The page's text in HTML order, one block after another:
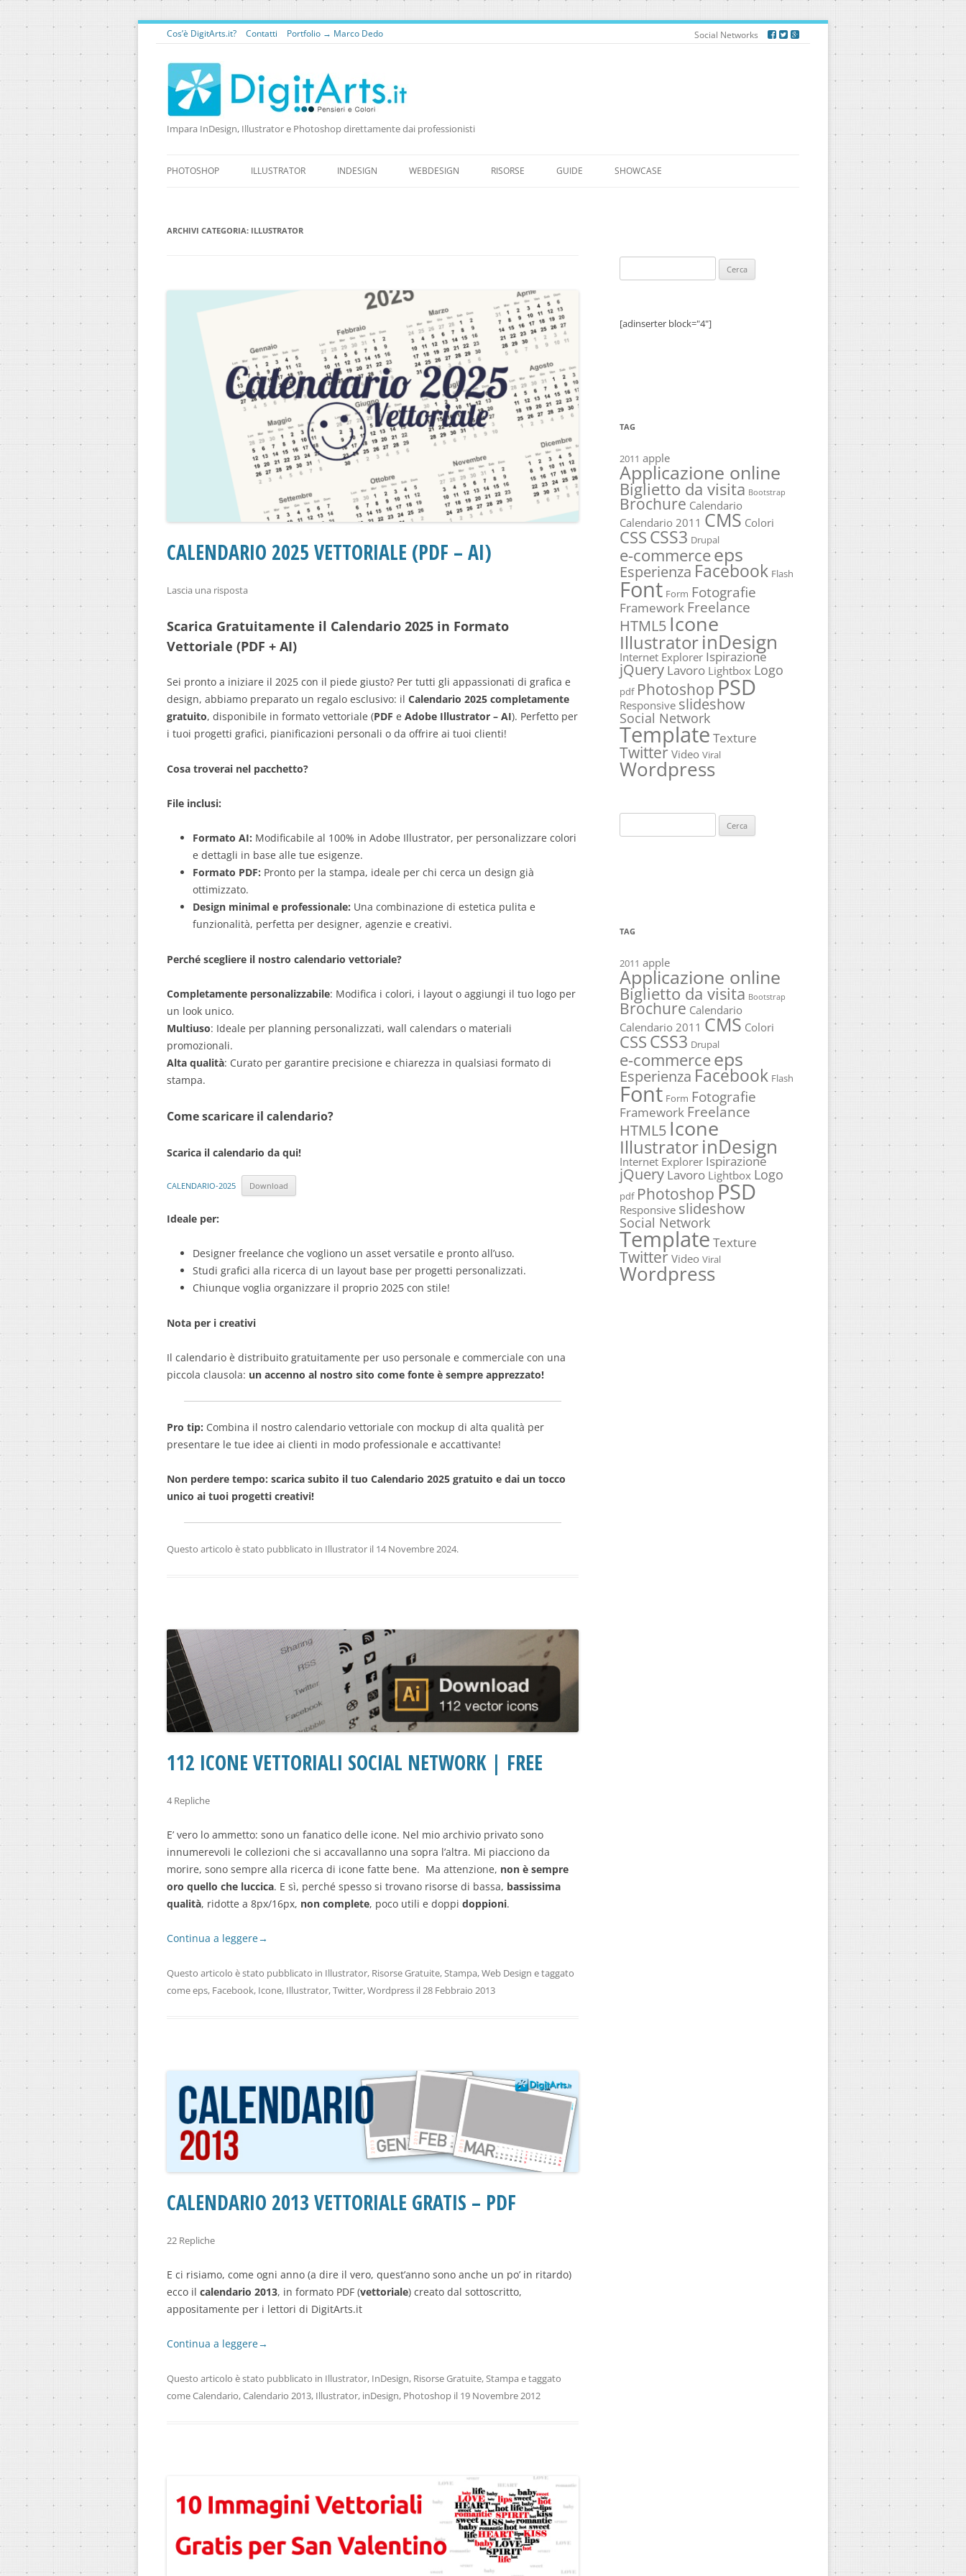
Cos’è DigitArts.it? Contatti Portfolio → Marco Dedo Social Networks
Impara InDesign, Illustrator e Photoshop direttamente dai professionisti
PHOTOSHOP ILLUSTRATOR INDESIGN WEBDESIGN RISORSE GUIDE SHOWCASE
ARCHIVI CATEGORIA: ILLUSTRATOR
CALENDARIO 2025 VETTORIALE (PDF – AI)
Lascia una risposta
Scarica Gratuitamente il Calendario 2025 in Formato
Vettoriale (PDF + AI)
Sei pronto a iniziare il 2025 con il piede giusto? Per tutti gli appassionati di grafica e
design, abbiamo preparato un regalo esclusivo: il Calendario 2025 completamente
gratuito, disponibile in formato vettoriale (PDF e Adobe Illustrator – AI). Perfetto per
i tuoi progetti grafici, pianificazioni personali o da offrire ai tuoi clienti!
Cosa troverai nel pacchetto?
File inclusi:
Formato AI: Modificabile al 100% in Adobe Illustrator, per personalizzare colori
e dettagli in base alle tue esigenze.
Formato PDF: Pronto per la stampa, ideale per chi cerca un design già
ottimizzato.
Design minimal e professionale: Una combinazione di estetica pulita e
funzionalità, perfetta per designer, agenzie e creativi.
Perché scegliere il nostro calendario vettoriale?
Completamente personalizzabile: Modifica i colori, i layout o aggiungi il tuo logo per
un look unico.
Multiuso: Ideale per planning personalizzati, wall calendars o materiali
promozionali.
Alta qualità: Curato per garantire precisione e chiarezza in qualsiasi formato di
stampa.
Come scaricare il calendario?
Scarica il calendario da qui!
CALENDARIO-2025 Download
Ideale per:
Designer freelance che vogliono un asset versatile e pronto all’uso.
Studi grafici alla ricerca di un layout base per progetti personalizzati.
Chiunque voglia organizzare il proprio 2025 con stile!
Nota per i creativi
Il calendario è distribuito gratuitamente per uso personale e commerciale con una
piccola clausola: un accenno al nostro sito come fonte è sempre apprezzato!
Pro tip: Combina il nostro calendario vettoriale con mockup di alta qualità per
presentare le tue idee ai clienti in modo professionale e accattivante!
Non perdere tempo: scarica subito il tuo Calendario 2025 gratuito e dai un tocco
unico ai tuoi progetti creativi!
Questo articolo è stato pubblicato in Illustrator il 14 Novembre 2024.
112 ICONE VETTORIALI SOCIAL NETWORK | FREE
4 Repliche
E’ vero lo ammetto: sono un fanatico delle icone. Nel mio archivio privato sono
innumerevoli le collezioni che si accavallanno una sopra l’altra. Mi piacciono da
morire, sono sempre alla ricerca di icone fatte bene. Ma attenzione, non è sempre
oro quello che luccica. E sì, perché spesso si trovano risorse di bassa, bassissima
qualità, ridotte a 8px/16px, non complete, poco utili e doppi doppioni.
Continua a leggere→
Questo articolo è stato pubblicato in Illustrator, Risorse Gratuite,Stampa,Web Design e taggato
comeeps, Facebook, Icone, Illustrator,Twitter,Wordpress il28 Febbraio 2013
CALENDARIO 2013 VETTORIALE GRATIS – PDF
22 Repliche
E ci risiamo, come ogni anno (a dire il vero, quest’anno sono anche un po’ in ritardo)
ecco il calendario 2013, in formato PDF (vettoriale) creato dal sottoscritto,
appositamente per i lettori di DigitArts.it
Continua a leggere→
Questo articolo è stato pubblicato in Illustrator, InDesign, Risorse Gratuite,Stampa e taggato
comeCalendario,Calendario 2013, Illustrator, inDesign, Photoshop il 19 Novembre 2012
per:
[adinserter block="4"]
TAG
2011 apple
Applicazione online
Biglietto da visita Bootstrap
Brochure Calendario
Calendario 2011 CMS Colori
CSSCSS3 Drupal
e-commerceeps
Esperienza Facebook Flash
Font Form Fotografie
Framework Freelance
HTML5 Icone
IllustratorinDesign
Internet Explorer Ispirazione
jQuery Lavoro Lightbox Logo
pdf PhotoshopPSD
Responsive slideshow
Social Network
Template Texture
TwitterVideo Viral
Wordpress
per:
TAG
2011 apple
Applicazione online
Biglietto da visita Bootstrap
Brochure Calendario
Calendario 2011 CMS Colori
CSSCSS3 Drupal
e-commerceeps
Esperienza Facebook Flash
Font Form Fotografie
Framework Freelance
HTML5 Icone
IllustratorinDesign
Internet Explorer Ispirazione
jQuery Lavoro Lightbox Logo
pdf PhotoshopPSD
Responsive slideshow
Social Network
Template Texture
TwitterVideo Viral
Wordpress